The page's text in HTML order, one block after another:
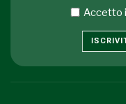
Accetto i